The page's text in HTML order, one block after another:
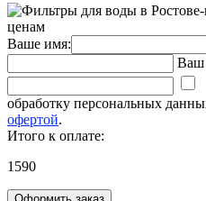
Ваше имя:
Ваш
обработку персональных
офертой.
Итого к оплате:
1590